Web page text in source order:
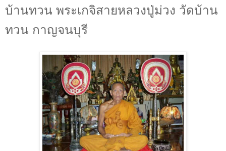
บ้านทวน พระเกจิสายหลวงปู่ม่วง วัดบ้าน
ทวน กาญจนบุรี